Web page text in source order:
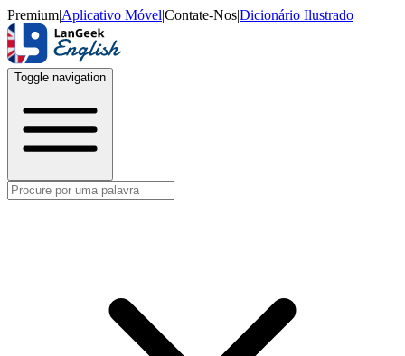
Premium|Aplicativo Móvel|Contate-Nos|Dicionário Ilustrado
Toggle navigation